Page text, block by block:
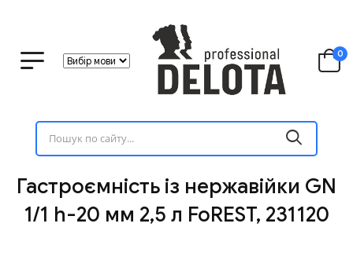
0
Гастроємність із нержавійки GN
1/1 h-20 мм 2,5 л FoREST, 231120